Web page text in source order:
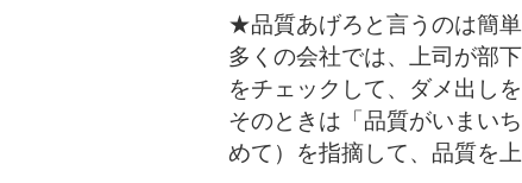
★品質あげろと言うのは簡単
多くの会社では、上司が部
をチェックして、ダメ出し
そのときは「品質がいまい
めて）を指摘して、品質を